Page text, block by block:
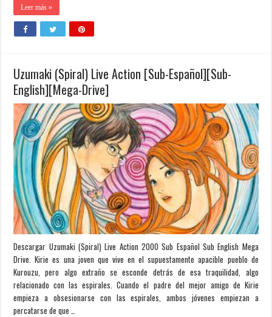
Leer más »
Uzumaki (Spiral) Live Action [Sub-Español][Sub-
English][Mega-Drive]
Descargar Uzumaki (Spiral) Live Action 2000 Sub Español Sub English Mega
Drive. Kirie es una joven que vive en el supuestamente apacible pueblo de
Kurouzu, pero algo extraño se esconde detrás de esa traquilidad, algo
relacionado con las espirales. Cuando el padre del mejor amigo de Kirie
empieza a obsesionarse con las espirales, ambos jóvenes empiezan a
percatarse de que …